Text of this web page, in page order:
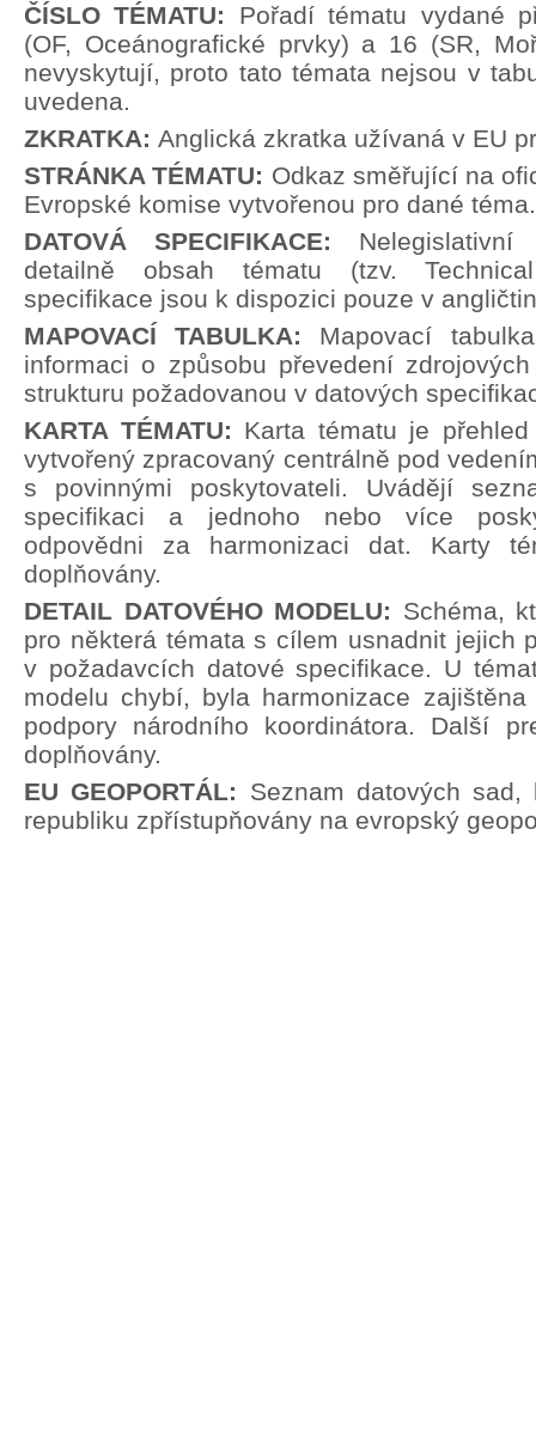
ČÍSLO TÉMATU: Pořadí tématu vydané
(OF, Oceánografické prvky) a 16 (SR,
nevyskytují, proto tato témata nejsou v
uvedena.
ZKRATKA: Anglická zkratka užívaná v EU
STRÁNKA TÉMATU: Odkaz směřující na
Evropské komise vytvořenou pro dané téma.
DATOVÁ SPECIFIKACE:
detailně obsah tématu (tzv.
specifikace jsou k dispozici pouze v
MAPOVACÍ TABULKA: Mapovací
informaci o způsobu převedení
strukturu požadovanou v datových
KARTA TÉMATU: Karta tématu je
vytvořený zpracovaný centrálně pod
s povinnými poskytovateli. Uvádějí
specifikaci a jednoho nebo více
odpovědni za harmonizaci dat. Karty
doplňovány.
DETAIL DATOVÉHO MODELU: Schéma,
pro některá témata s cílem usnadnit jejich
v požadavcích datové specifikace. U
modelu chybí, byla harmonizace
podpory národního koordinátora. Další
doplňovány.
EU GEOPORTÁL: Seznam datových
republiku zpřístupňovány na evropský